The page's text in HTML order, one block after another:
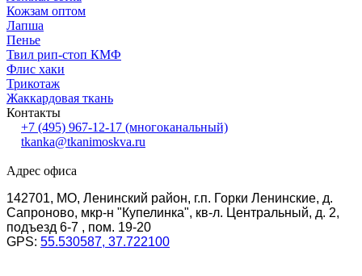
Кожзам оптом
Лапша
Пенье
Твил рип-стоп КМФ
Флис хаки
Трикотаж
Жаккардовая ткань
Контакты
+7 (495) 967-12-17 (многоканальный)
tkanka@tkanimoskva.ru
Адрес офиса
142701, МО, Ленинский район, г.п. Горки Ленинские, д.
Сапроново, мкр-н "Купелинка", кв-л. Центральный, д. 2,
подъезд 6-7 , пом. 19-20
GPS: 55.530587, 37.722100